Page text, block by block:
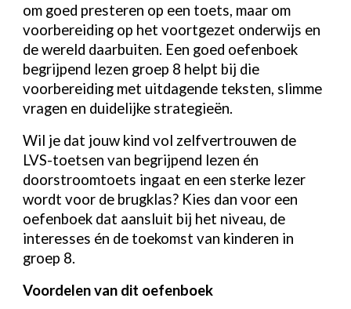
om goed presteren op een toets, maar om
voorbereiding op het voortgezet onderwijs en
de wereld daarbuiten. Een goed oefenboek
begrijpend lezen groep 8 helpt bij die
voorbereiding met uitdagende teksten, slimme
vragen en duidelijke strategieën.
Wil je dat jouw kind vol zelfvertrouwen de
LVS-toetsen van begrijpend lezen én
doorstroomtoets ingaat en een sterke lezer
wordt voor de brugklas? Kies dan voor een
oefenboek dat aansluit bij het niveau, de
interesses én de toekomst van kinderen in
groep 8.
Voordelen van dit oefenboek